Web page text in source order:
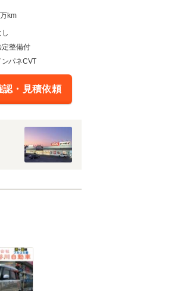
万km
定整備付
ンパネCVT
認・見積依頼